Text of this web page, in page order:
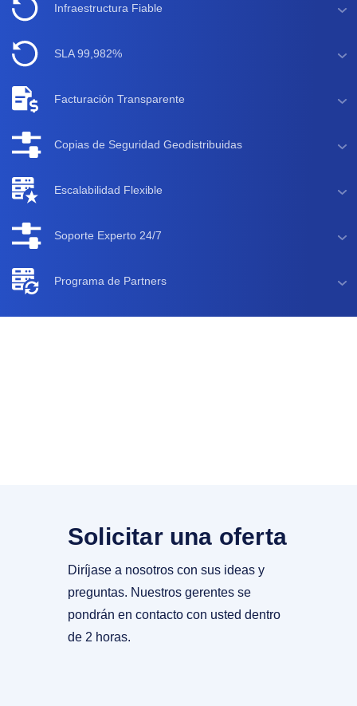
Infraestructura Fiable
SLA 99,982%
Facturación Transparente
Copias de Seguridad Geodistribuidas
Escalabilidad Flexible
Soporte Experto 24/7
Programa de Partners
Solicitar una oferta
Diríjase a nosotros con sus ideas y
preguntas. Nuestros gerentes se
pondrán en contacto con usted dentro
de 2 horas.